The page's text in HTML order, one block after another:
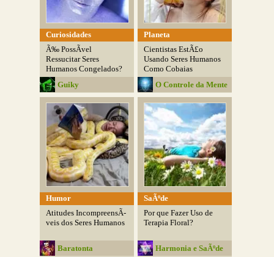
Curiosidades
Ã‰ PossÃ­vel
Ressucitar Seres
Humanos Congelados?
Guiky
Planeta
Cientistas EstÃ£o
Usando Seres Humanos
Como Cobaias
O Controle da Mente
Humor
Atitudes IncompreensÃ­
veis dos Seres Humanos
Baratonta
SaÃºde
Por que Fazer Uso de
Terapia Floral?
Harmonia e SaÃºde